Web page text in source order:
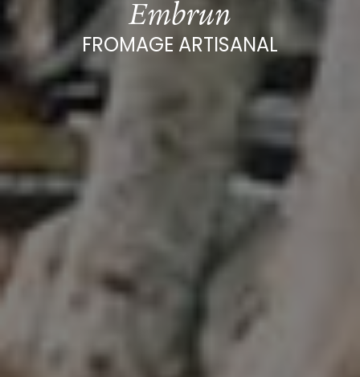
Embrun
FROMAGE ARTISANAL